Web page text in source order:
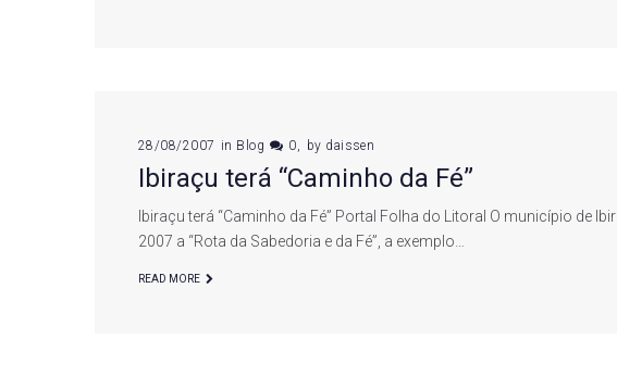
28/08/2007 in Blog 0 by daissen
Ibiraçu terá “Caminho da Fé”
Ibiraçu terá “Caminho da Fé” Portal Folha do Litoral O município de
2007 a “Rota da Sabedoria e da Fé”, a exemplo…
READ MORE